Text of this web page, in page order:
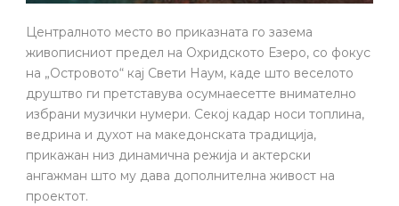
Централното место во приказната го зазема
живописниот предел на Охридското Езеро, со фокус
на „Островото“ кај Свети Наум, каде што веселото
друштво ги претставува осумнаесетте внимателно
избрани музички нумери. Секој кадар носи топлина,
ведрина и духот на македонската традиција,
прикажан низ динамична режија и актерски
ангажман што му дава дополнителна живост на
проектот.